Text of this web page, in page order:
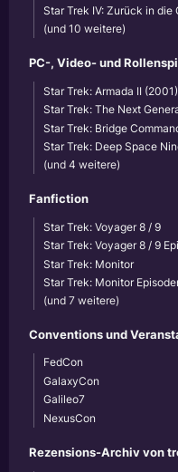
Star Trek IV: Zurück in die
(und 10 weitere)
PC-, Video- und
Star Trek: Armada II (2001)
Star Trek: The Next
Star Trek: Bridge
Star Trek: Deep Space
(und 4 weitere)
Fanfiction
Star Trek: Voyager 8 / 9
Star Trek: Voyager 8 / 9
Star Trek: Monitor
Star Trek: Monitor
(und 7 weitere)
Conventions und
FedCon
GalaxyCon
Galileo7
NexusCon
Rezensions-Archiv von